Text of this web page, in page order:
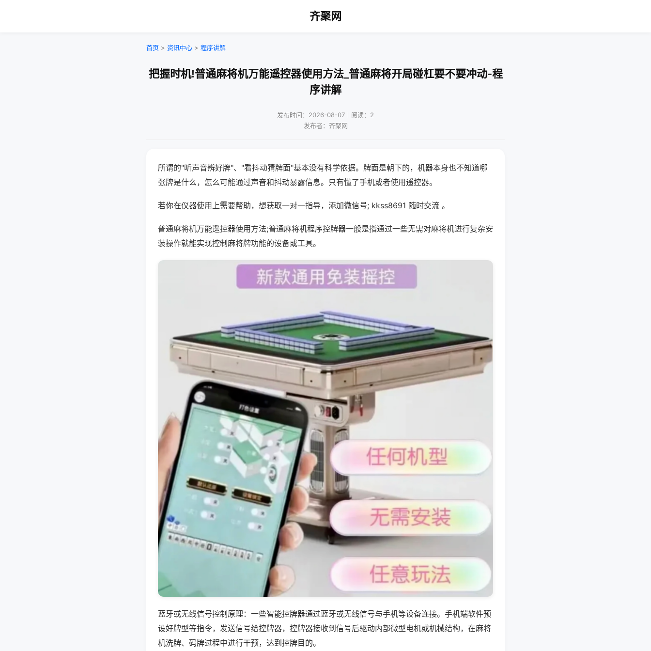
齐聚网
首页 > 资讯中心 > 程序讲解
把握时机!普通麻将机万能遥控器使用方法_普通麻将开局碰杠要不要冲动-程
序讲解
发布时间：2026-08-07｜阅读：2
发布者：齐聚网
所谓的"听声音辨好牌"、"看抖动猜牌面"基本没有科学依据。牌面是朝下的，机器本身也不知道哪
张牌是什么，怎么可能通过声音和抖动暴露信息。只有懂了手机或者使用遥控器。
若你在仪器使用上需要帮助，想获取一对一指导，添加微信号; kkss8691 随时交流 。
普通麻将机万能遥控器使用方法;普通麻将机程序控牌器一般是指通过一些无需对麻将机进行复杂安
装操作就能实现控制麻将牌功能的设备或工具。
蓝牙或无线信号控制原理：一些智能控牌器通过蓝牙或无线信号与手机等设备连接。手机端软件预
设好牌型等指令，发送信号给控牌器，控牌器接收到信号后驱动内部微型电机或机械结构，在麻将
机洗牌、码牌过程中进行干预，达到控牌目的。